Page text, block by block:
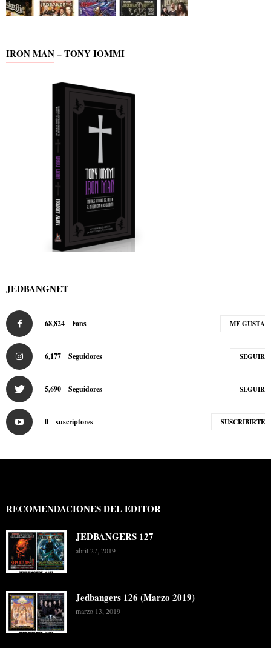
IRON MAN – TONY IOMMI
JEDBANGNET
68,824 Fans ME GUSTA
6,177 Seguidores SEGUIR
5,690 Seguidores SEGUIR
0 suscriptores SUSCRIBIRTE
RECOMENDACIONES DEL EDITOR
JEDBANGERS 127
abril 27, 2019
Jedbangers 126 (Marzo 2019)
marzo 13, 2019